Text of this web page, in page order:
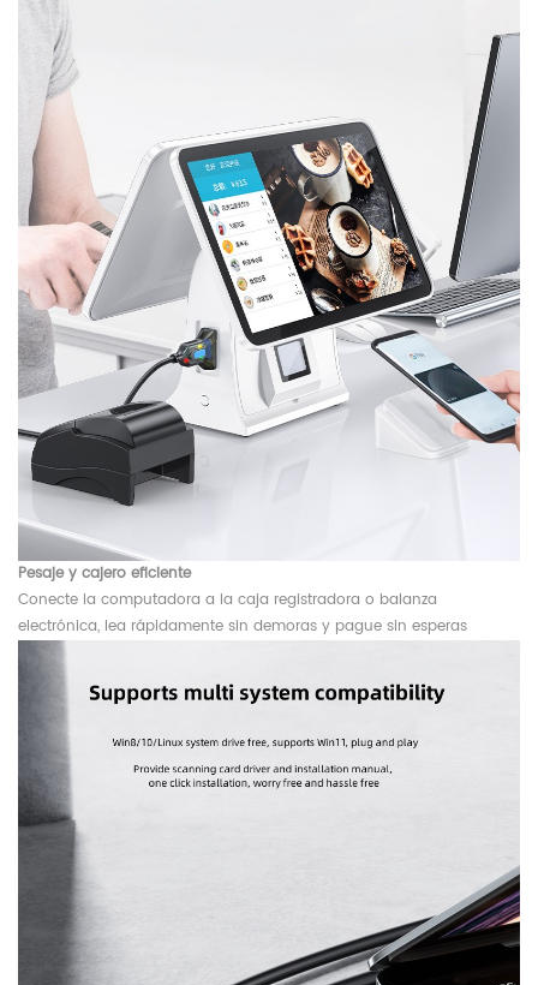
Pesaje y cajero eficiente
Conecte la computadora a la caja registradora o balanza
electrónica, lea rápidamente sin demoras y pague sin esperas